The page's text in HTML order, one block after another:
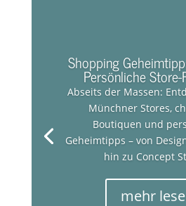
Shopping
Persönliche
Abseits der Massen:
Münchner Stores,
Boutiquen und
Geheimtipps – von
hin zu Concept
mehr